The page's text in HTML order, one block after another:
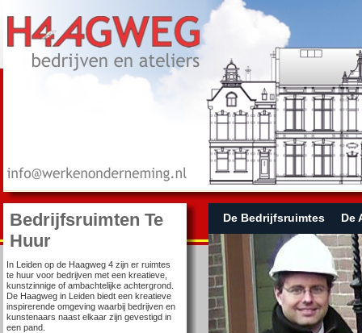
De Bedrijfsruimtes De
Bedrijfsruimten Te
Huur
In Leiden op de Haagweg 4 zijn er ruimtes
te huur voor bedrijven met een kreatieve,
kunstzinnige of ambachtelijke achtergrond.
De Haagweg in Leiden biedt een kreatieve
inspirerende omgeving waarbij bedrijven en
kunstenaars naast elkaar zijn gevestigd in
een pand.